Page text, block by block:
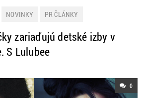
NOVINKY PR ČLÁNKY
zariaďujú detské izby v
S Lulubee
0